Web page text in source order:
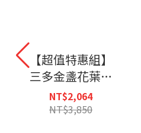
【超值特惠組】
三多金盞花葉黃
素Plus蝦紅素軟
膠囊(50粒/盒)X3
NT$2,064
NT$3,850